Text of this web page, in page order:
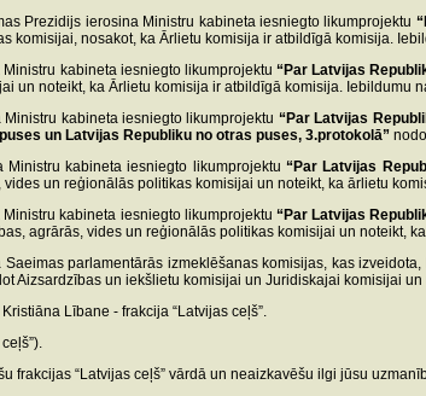
Prezidijs ierosina Ministru kabineta iesniegto likumprojektu
komisijai, nosakot, ka Ārlietu komisija ir atbildīgā komisija.
kabineta iesniegto likumprojektu“Par Latvijas
un noteikt, ka Ārlietu komisija ir atbildīgā komisija. Iebildumu
kabineta iesniegto likumprojektu “Par Latvijas
un Latvijas Republiku no otras puses, 3.protokolā”
Ministru kabineta iesniegto likumprojektu “Par Latvijas
un reģionālās politikas komisijai un noteikt, ka ārlietu
kabineta iesniegto likumprojektu “Par Latvijas
agrārās, vides un reģionālās politikas komisijai un noteikt,
parlamentārās izmeklēšanas komisijas, kas
Aizsardzības un iekšlietu komisijai un Juridiskajai komisijai
Lībane - frakcija “Latvijas ceļš”.
frakcijas “Latvijas ceļš” vārdā un neaizkavēšu ilgi jūsu